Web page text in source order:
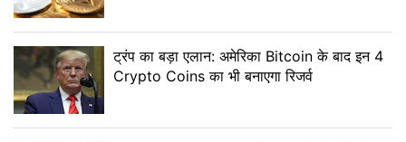
ट्रंप का बड़ा एलान: अमेरिका Bitcoin के बाद इन 4
Crypto Coins का भी बनाएगा रिजर्व